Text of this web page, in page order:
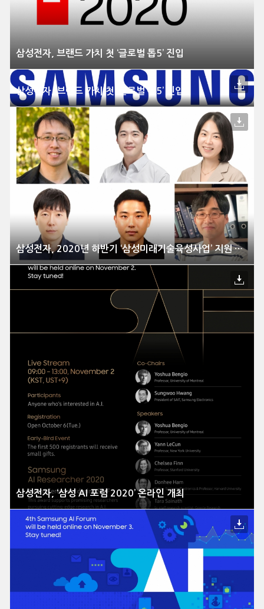
삼성전자, 브랜드 가치 첫 ‘글로벌 톱5’ 진입
삼성전자, 브랜드 가치 첫 ‘글로벌 톱5’ 진입
삼성전자, 2020년 하반기 ‘삼성미래기술육성사업’ 지원 과제 선정
삼성전자, ‘삼성 AI 포럼 2020’ 온라인 개최